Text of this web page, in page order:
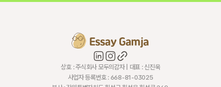
상호 : 주식회사 모두의감자 | 대표 : 신진욱
사업자 등록번호 : 668-81-03025